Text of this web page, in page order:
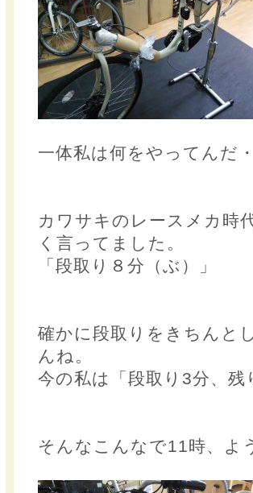
一体私は何をやってんだ
カワサキのレースメカ時
く言ってました。
「段取り８分（ぶ）」
確かに段取りをきちんと
んね。
今の私は「段取り3分、
そんなこんなで11時、よ